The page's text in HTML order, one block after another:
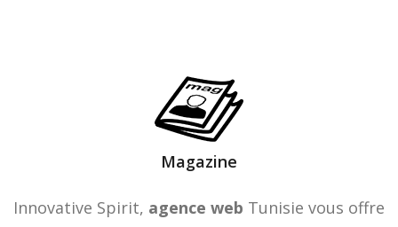
Magazine
Innovative Spirit, agence web Tunisie vous offre